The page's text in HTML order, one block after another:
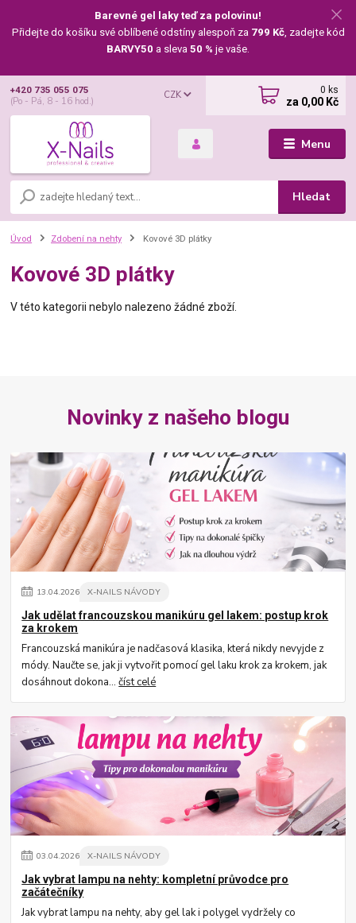
Barevné gel laky teď za polovinu!
Přidejte do košíku své oblíbené odstíny alespoň za 799 Kč, zadejte kód
BARVY50 a sleva 50 % je vaše.
Menu
CZK
Hledat
+420 735 055 075
(Po - Pá, 8 - 16 hod.)
0 ks
za 0,00 Kč
Úvod Zdobení na nehty Kovové 3D plátky
Kovové 3D plátky
V této kategorii nebylo nalezeno žádné zboží.
Novinky z našeho blogu
13.04.2026 X-NAILS NÁVODY
Jak udělat francouzskou manikúru gel lakem: postup krok
za krokem
Francouzská manikúra je nadčasová klasika, která nikdy nevyjde z
módy. Naučte se, jak ji vytvořit pomocí gel laku krok za krokem, jak
dosáhnout dokona...číst celé
03.04.2026 X-NAILS NÁVODY
Jak vybrat lampu na nehty: kompletní průvodce pro
začátečníky
Jak vybrat lampu na nehty, aby gel lak i polygel vydržely co